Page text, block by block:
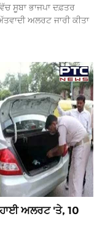
ਸੂਬਾ ਭਾਜਪਾ ਦਫ਼ਤਰ
ਅਲਰਟ ਜਾਰੀ ਕੀਤਾ
ਹਾਈ ਅਲਰਟ 'ਤੇ, 10